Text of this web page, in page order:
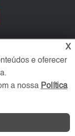
Contatar
X
e oferecer
a nossa Política